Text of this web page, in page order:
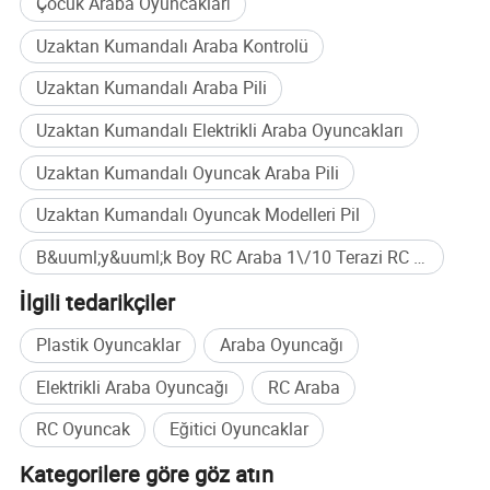
Özetle şirketimiz, oyuncak endüstrisinin rekabetçi
ortamında yenilik, kalite ve müşteri merkezliliğinin bir
işareti olarak yer alır. Yirmi yılı aşkın deneyimi ve
mükemmelliğe olan kararlılığımız sayesinde, oyun
dünyasının geleceğini şekillendirmeyi ve dünya çapındaki
çocuk ve aile nesillerini dehışkırtmayı dört gözle
bekliyoruz.
Uzaktan Kumandalı Araba Kontrolü
Uzaktan Kumandalı Araba Pili
Uzaktan Kumandalı Elektrikli Araba Oyuncakları
Uzaktan Kumandalı Oyuncak Araba Pili
Uzaktan Kumandalı Oyuncak Modelleri Pil
B&uuml;y&uuml;k Boy RC Araba 1\/10 Terazi RC Araba Oyuncaklar\u0131 Toplu satın alma
İlgili tedarikçiler
Plastik Oyuncaklar
Araba Oyuncağı
Elektrikli Araba Oyuncağı
RC Araba
RC Oyuncak
Eğitici Oyuncaklar
Kategorilere göre göz atın